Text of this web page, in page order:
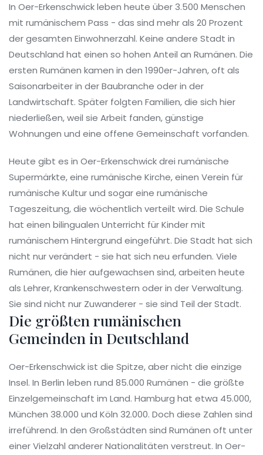
In Oer-Erkenschwick leben heute über 3.500 Menschen
mit rumänischem Pass - das sind mehr als 20 Prozent
der gesamten Einwohnerzahl. Keine andere Stadt in
Deutschland hat einen so hohen Anteil an Rumänen. Die
ersten Rumänen kamen in den 1990er-Jahren, oft als
Saisonarbeiter in der Baubranche oder in der
Landwirtschaft. Später folgten Familien, die sich hier
niederließen, weil sie Arbeit fanden, günstige
Wohnungen und eine offene Gemeinschaft vorfanden.
Heute gibt es in Oer-Erkenschwick drei rumänische
Supermärkte, eine rumänische Kirche, einen Verein für
rumänische Kultur und sogar eine rumänische
Tageszeitung, die wöchentlich verteilt wird. Die Schule
hat einen bilingualen Unterricht für Kinder mit
rumänischem Hintergrund eingeführt. Die Stadt hat sich
nicht nur verändert - sie hat sich neu erfunden. Viele
Rumänen, die hier aufgewachsen sind, arbeiten heute
als Lehrer, Krankenschwestern oder in der Verwaltung.
Sie sind nicht nur Zuwanderer - sie sind Teil der Stadt.
Die größten rumänischen
Gemeinden in Deutschland
Oer-Erkenschwick ist die Spitze, aber nicht die einzige
Insel. In Berlin leben rund 85.000 Rumänen - die größte
Einzelgemeinschaft im Land. Hamburg hat etwa 45.000,
München 38.000 und Köln 32.000. Doch diese Zahlen sind
irreführend. In den Großstädten sind Rumänen oft unter
einer Vielzahl anderer Nationalitäten verstreut. In Oer-